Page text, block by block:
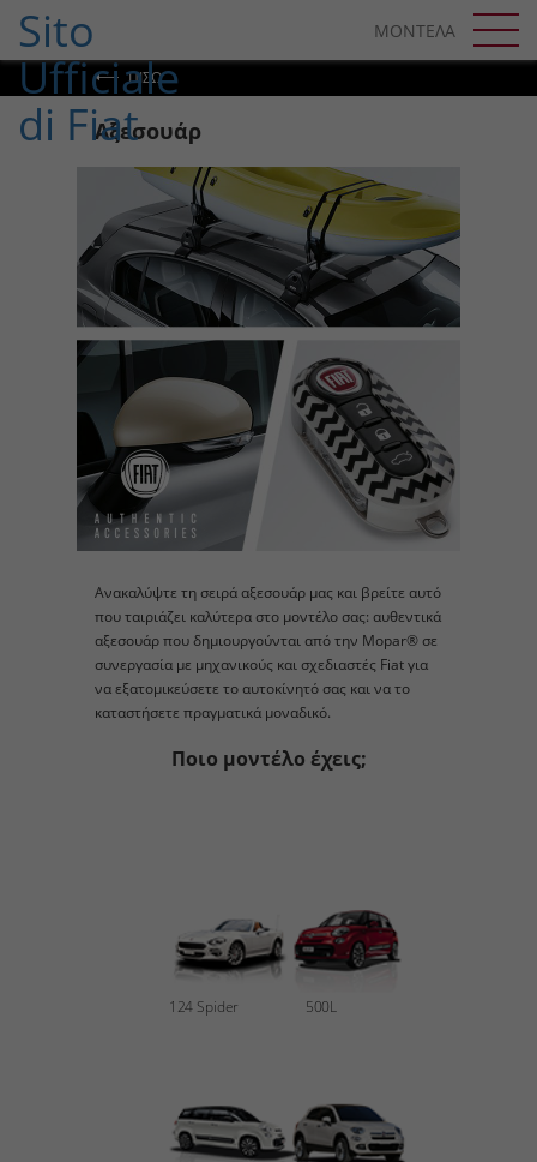
ΜΟΝΤΕΛΑ
SKIP TO NAVIGATION
ΠΊΣΩ
Αξεσουάρ
Ανακαλύψτε τη σειρά αξεσουάρ μας και βρείτε αυτό
που ταιριάζει καλύτερα στο μοντέλο σας: αυθεντικά
αξεσουάρ που δημιουργούνται από την Mopar® σε
συνεργασία με μηχανικούς και σχεδιαστές Fiat για
να εξατομικεύσετε το αυτοκίνητό σας και να το
καταστήσετε πραγματικά μοναδικό.
Ποιο μοντέλο έχεις;
124 Spider 500L